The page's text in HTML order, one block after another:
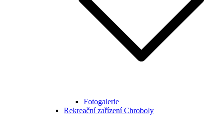
Fotogalerie
Rekreační zařízení Chroboly